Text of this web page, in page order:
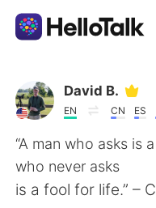
Language
AI Grammar
English
David B.
EN CN ES
“A man who asks is
who never asks
is a fool for life.” –